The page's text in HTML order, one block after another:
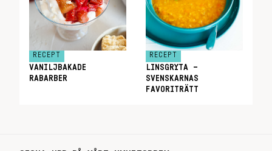
RECEPT
VANILJBAKADE
RABARBER
RECEPT
LINSGRYTA –
SVENSKARNAS
FAVORITRÄTT